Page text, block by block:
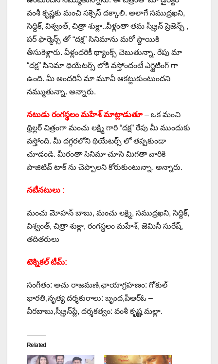
వంశీ కృష్ణకు మంచి సక్సెస్ దక్కాలి. అలాగే సముద్రఖని,
సిద్దిక్, విశ్వంత్, చిత్రా శుక్లా..వీళ్లంతా తమ స్క్రీన్ ప్రెజెన్స్ ,
పర్ ఫార్మెన్స్ తో “దక్ష” సినిమాను మరో స్థాయికి
తీసుకెళ్లారు. వీళ్లందరికీ థ్యాంక్స్ చెబుతున్నా. రేపు మా
“దక్ష” సినిమా థియేటర్స్ లోకి వస్తోందంటే ఎగ్జైటింగ్ గా
ఉంది. మీ అందరినీ మా మూవీ ఆకట్టుకుంటుందని
నమ్ముతున్నా. అన్నారు.
నటుడు రంగస్థలం మహేశ్ మాట్లాడుతూ – ఒక మంచి
థ్రిల్లర్ చిత్రంగా మంచు లక్ష్మి గారి “దక్ష” రేపు మీ ముందుకు
వస్తోంది. మీ దగ్గరలోని థియేటర్స్ లో తప్పకుండా
చూడండి. మీరంతా సినిమా చూసి మిగతా వారికి
పాజిటివ్ టాక్ ను చెప్పాలని కోరుకుంటున్నా. అన్నారు.
నటీనటులు :
మంచు మోహన్ బాబు, మంచు లక్ష్మి, సముద్రఖని, సిద్దిక్,
విశ్వంత్, చిత్రా శుక్లా, రంగస్థలం మహేశ్, జెమినీ సురేష్,
తదితరులు
టెక్నికల్ టీమ్:
సంగీతం: అచు రాజమణి,ఛాయాగ్రహణం: గోకుల్
భారతి,నృత్య దర్శకురాలు: బృంద,పీఆర్ఓ –
వీరబాబు,స్క్రీన్‌ప్లే, దర్శకత్వం: వంశీ కృష్ణ మల్లా.
Related